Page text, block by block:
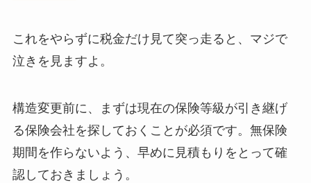
これをやらずに税金だけ見て突っ走ると、マジで
泣きを見ますよ。
構造変更前に、まずは現在の保険等級が引き継げ
る保険会社を探しておくことが必須です。無保険
期間を作らないよう、早めに見積もりをとって確
認しておきましょう。